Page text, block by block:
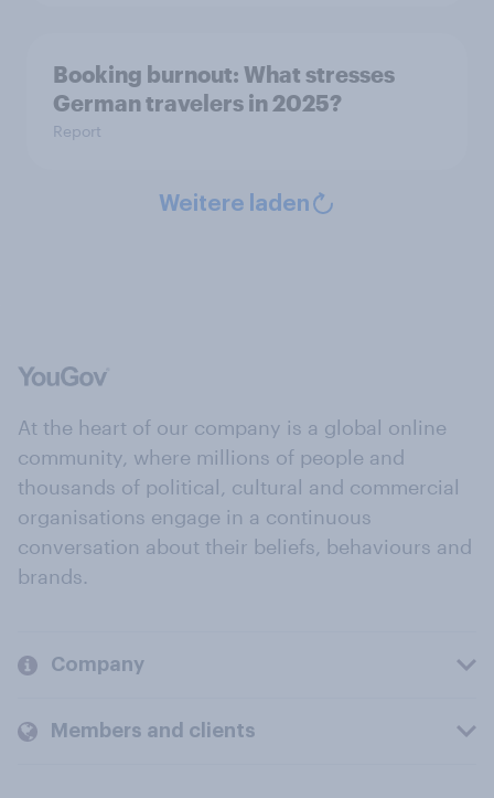
Booking burnout: What stresses
German travelers in 2025?
Report
Weitere laden
At the heart of our company is a global online
community, where millions of people and
thousands of political, cultural and commercial
organisations engage in a continuous
conversation about their beliefs, behaviours and
brands.
Company
Members and clients